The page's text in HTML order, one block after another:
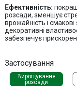
Ефективність:
розсади, зменшує
врожайність і смакові
декоративні
забезпечує
Застосування
Вирощування
розсади